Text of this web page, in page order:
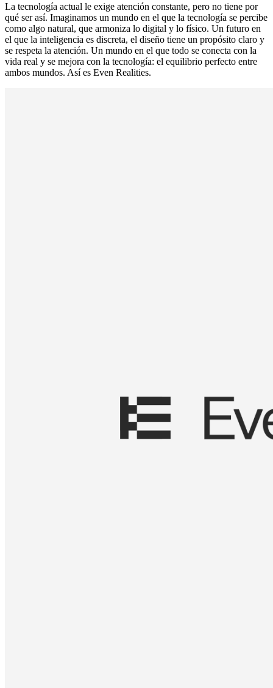
La tecnología actual le exige atención constante, pero no tiene por
qué ser así. Imaginamos un mundo en el que la tecnología se percibe
como algo natural, que armoniza lo digital y lo físico. Un futuro en
el que la inteligencia es discreta, el diseño tiene un propósito claro y
se respeta la atención. Un mundo en el que todo se conecta con la
vida real y se mejora con la tecnología: el equilibrio perfecto entre
ambos mundos. Así es Even Realities.